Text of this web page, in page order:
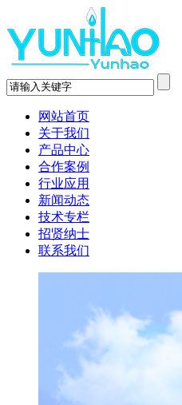
网站首页
关于我们
产品中心
合作案例
行业应用
新闻动态
技术专栏
招贤纳士
联系我们